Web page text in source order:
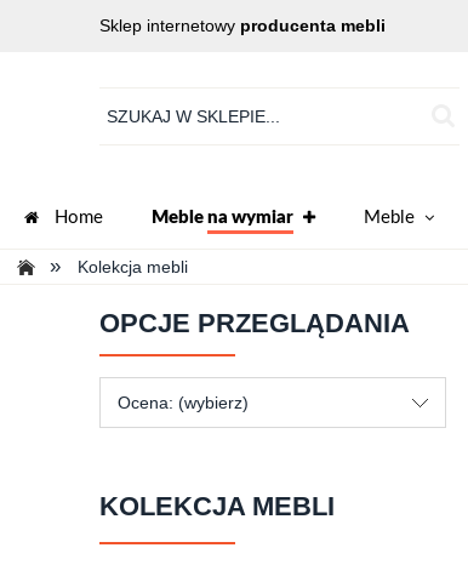
Sklep internetowy producenta mebli
Home Meble na wymiar Meble
» Kolekcja mebli
OPCJE PRZEGLĄDANIA
Ocena: (wybierz)
KOLEKCJA MEBLI